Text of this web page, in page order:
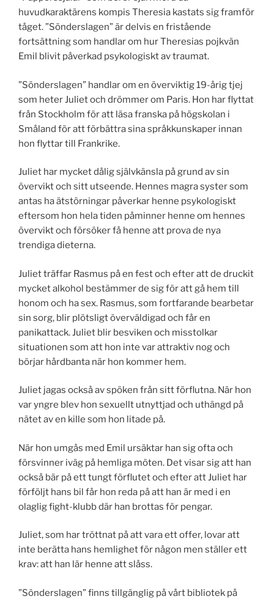
huvudkaraktärens kompis Theresia kastats sig framför
tåget. ”Sönderslagen” är delvis en fristående
fortsättning som handlar om hur Theresias pojkvän
Emil blivit påverkad psykologiskt av traumat.
”Sönderslagen” handlar om en överviktig 19-årig tjej
som heter Juliet och drömmer om Paris. Hon har flyttat
från Stockholm för att läsa franska på högskolan i
Småland för att förbättra sina språkkunskaper innan
hon flyttar till Frankrike.
Juliet har mycket dålig självkänsla på grund av sin
övervikt och sitt utseende. Hennes magra syster som
antas ha ätstörningar påverkar henne psykologiskt
eftersom hon hela tiden påminner henne om hennes
övervikt och försöker få henne att prova de nya
trendiga dieterna.
Juliet träffar Rasmus på en fest och efter att de druckit
mycket alkohol bestämmer de sig för att gå hem till
honom och ha sex. Rasmus, som fortfarande bearbetar
sin sorg, blir plötsligt överväldigad och får en
panikattack. Juliet blir besviken och misstolkar
situationen som att hon inte var attraktiv nog och
börjar hårdbanta när hon kommer hem.
Juliet jagas också av spöken från sitt förflutna. När hon
var yngre blev hon sexuellt utnyttjad och uthängd på
nätet av en kille som hon litade på.
När hon umgås med Emil ursäktar han sig ofta och
försvinner iväg på hemliga möten. Det visar sig att han
också bär på ett tungt förflutet och efter att Juliet har
förföljt hans bil får hon reda på att han är med i en
olaglig fight-klubb där han brottas för pengar.
Juliet, som har tröttnat på att vara ett offer, lovar att
inte berätta hans hemlighet för någon men ställer ett
krav: att han lär henne att slåss.
”Sönderslagen” finns tillgänglig på vårt bibliotek på